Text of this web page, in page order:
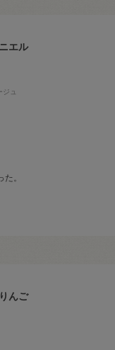
エル
ュ
。
んご